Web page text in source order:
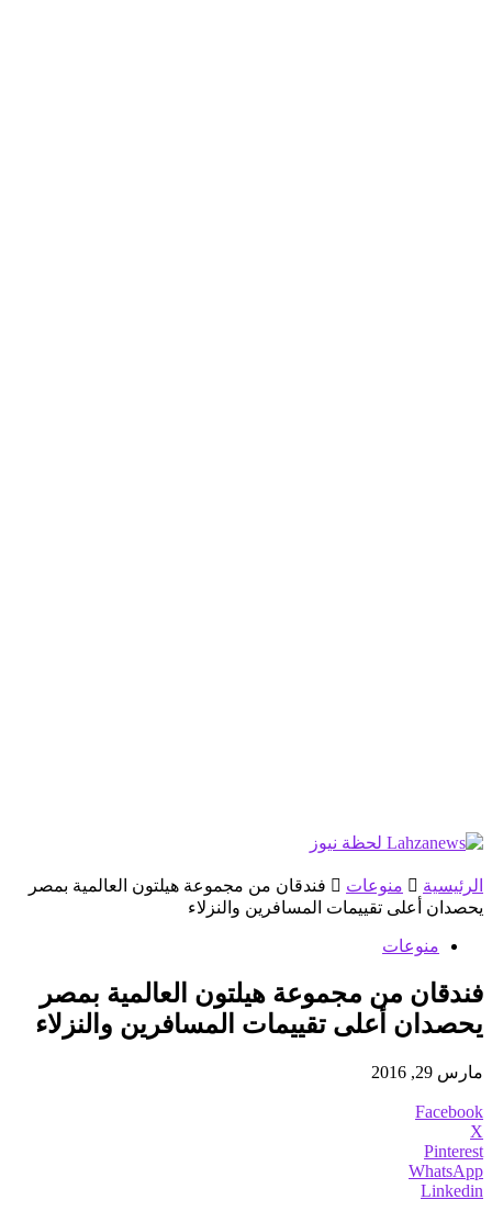
الرئيسية منوعات
فندقان من مجموعة هيلتون العالمية بمصر
يحصدان أعلى تقييمات المسافرين والنزلاء
منوعات
فندقان من مجموعة هيلتون العالمية بمصر
يحصدان أعلى تقييمات المسافرين والنزلاء
مارس 29, 2016
Facebook
X
Pinterest
WhatsApp
Linkedin